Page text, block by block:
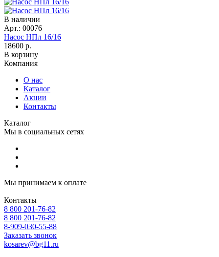
В наличии
Арт.: 00076
Насос НПл 16/16
18600 р.
В корзину
Компания
О нас
Каталог
Акции
Контакты
Каталог
Мы в социальных сетях
Мы принимаем к оплате
Контакты
8 800 201-76-82
8 800 201-76-82
8-909-030-55-88
Заказать звонок
kosarev@bg11.ru